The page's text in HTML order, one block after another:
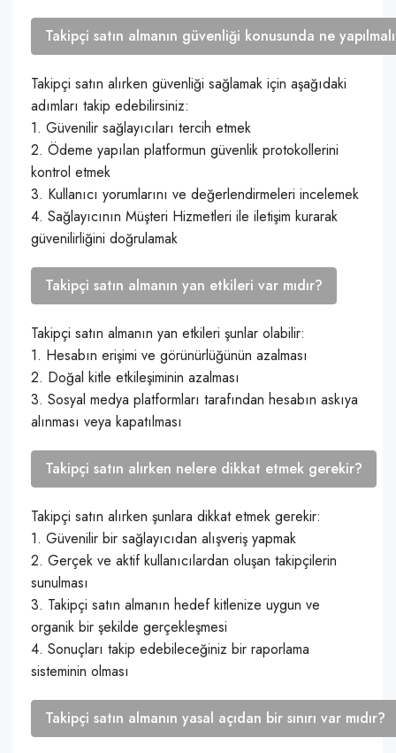
Takipçi satın almanın güvenliği konusunda ne
Takipçi satın alırken güvenliği sağlamak için aşağıdaki
adımları takip edebilirsiniz:
1. Güvenilir sağlayıcıları tercih etmek
2. Ödeme yapılan platformun güvenlik protokollerini
kontrol etmek
3. Kullanıcı yorumlarını ve değerlendirmeleri incelemek
4. Sağlayıcının Müşteri Hizmetleri ile iletişim kurarak
güvenilirliğini doğrulamak
Takipçi satın almanın yan etkileri var mıdır?
Takipçi satın almanın yan etkileri şunlar olabilir:
1. Hesabın erişimi ve görünürlüğünün azalması
2. Doğal kitle etkileşiminin azalması
3. Sosyal medya platformları tarafından hesabın askıya
alınması veya kapatılması
Takipçi satın alırken nelere dikkat etmek gerekir?
Takipçi satın alırken şunlara dikkat etmek gerekir:
1. Güvenilir bir sağlayıcıdan alışveriş yapmak
2. Gerçek ve aktif kullanıcılardan oluşan takipçilerin
sunulması
3. Takipçi satın almanın hedef kitlenize uygun ve
organik bir şekilde gerçekleşmesi
4. Sonuçları takip edebileceğiniz bir raporlama
sisteminin olması
Takipçi satın almanın yasal açıdan bir sınırı var mıdır?